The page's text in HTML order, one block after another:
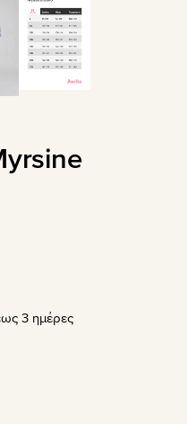
3 ημέρες